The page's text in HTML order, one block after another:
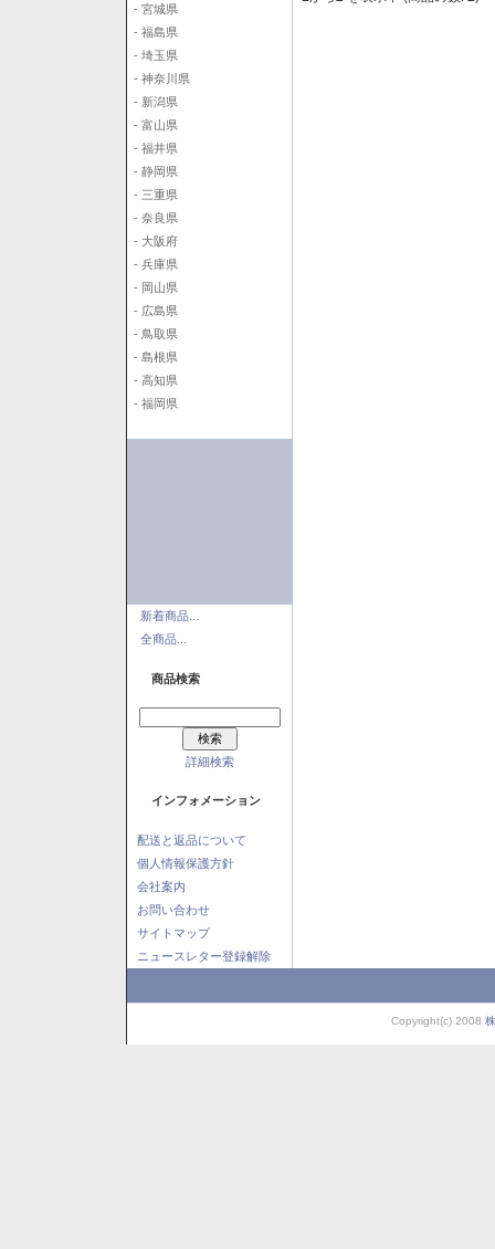
- 宮城県
- 福島県
- 埼玉県
- 神奈川県
- 新潟県
- 富山県
- 福井県
- 静岡県
- 三重県
- 奈良県
- 大阪府
- 兵庫県
- 岡山県
- 広島県
- 鳥取県
- 島根県
- 高知県
- 福岡県
新着商品...
全商品...
商品検索
詳細検索
インフォメーション
配送と返品について
個人情報保護方針
会社案内
お問い合わせ
サイトマップ
ニュースレター登録解除
Copyright(c) 2008